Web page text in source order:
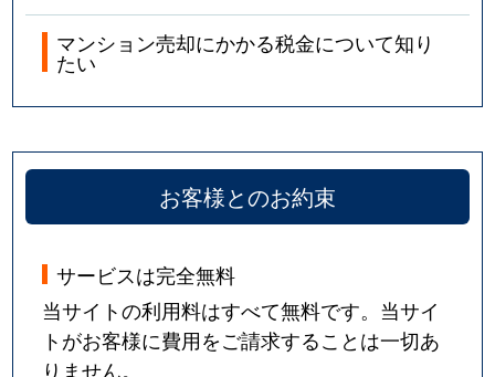
マンション売却にかかる税金について知り
たい
お客様とのお約束
サービスは完全無料
当サイトの利用料はすべて無料です。当サイ
トがお客様に費用をご請求することは一切あ
りません。